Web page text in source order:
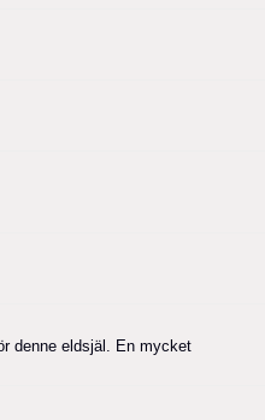
denne eldsjäl. En mycket